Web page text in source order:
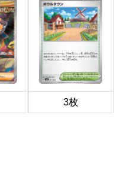
3枚